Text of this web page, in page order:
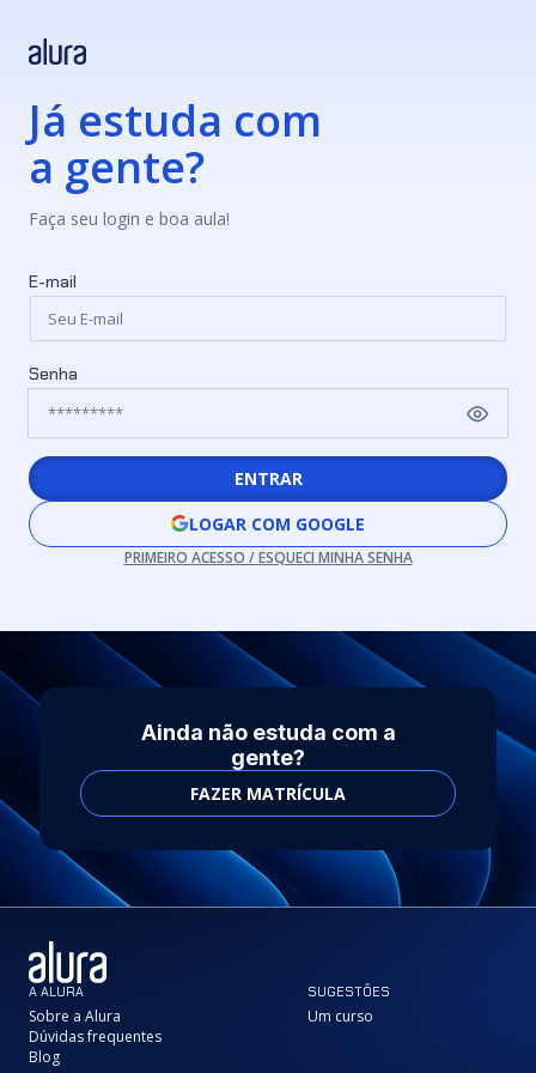
Já estuda com
a gente?
Faça seu login e boa aula!
E-mail
Senha
ENTRAR
LOGAR COM GOOGLE
PRIMEIRO ACESSO / ESQUECI MINHA SENHA
Ainda não estuda com a
gente?
FAZER MATRÍCULA
A ALURA
Sobre a Alura
Dúvidas frequentes
Blog
SUGESTÕES
Um curso